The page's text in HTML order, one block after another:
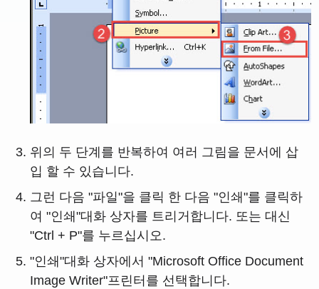
위의 두 단계를 반복하여 여러 그림을 문서에 삽
입 할 수 있습니다.
그런 다음 "파일"을 클릭 한 다음 "인쇄"를 클릭하
여 "인쇄"대화 상자를 트리거합니다. 또는 대신
"Ctrl + P"를 누르십시오.
"인쇄"대화 상자에서 "Microsoft Office Document
Image Writer"프린터를 선택합니다.